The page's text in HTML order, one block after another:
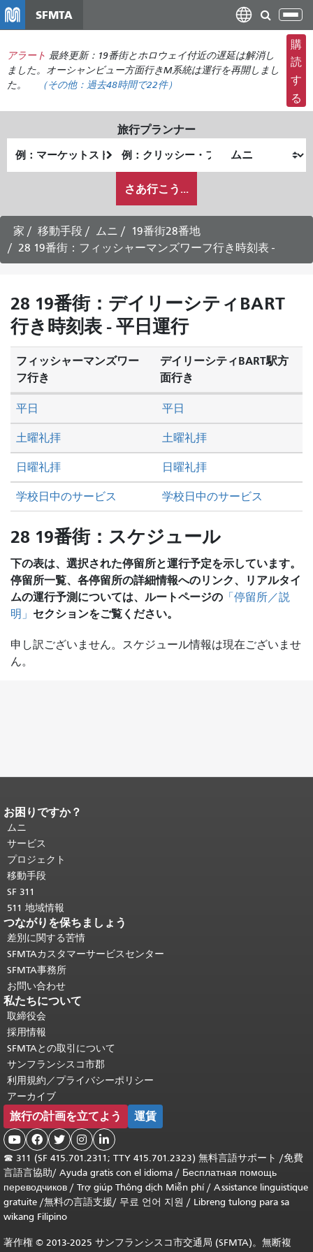
コ
ン
テ
ン
ツ
移
SFMTA
ナ
ビ
ゲ
ー
シ
ョ
の
切
り
え
アラート 最終更新：19番街とホロウェイ付近の遅延は解消し
ました。オーシャンビュー方面行きM系統は運行を再開しまし
た。
（その他： 過去48時間で22件）
購
読
す
る
旅行プランナー
出
発
終
了
が
ど
の
よ
う
旅
を
し
た
い
か
さあ行こう...
家 移動手段 ムニ
19番街28番地
28 19番街：フィッシャーマンズワーフ行き時刻表 -
28 19番街：デイリーシティBART
行き時刻表 - 平日運行
フィッシャーマンズワー
フ行き
デイリーシティBART駅方
面行き
土曜礼拝 土曜礼拝
日曜礼拝 日曜礼拝
平日 平日
学校日中のサービス 学校日中のサービス
28 19番街：スケジュール
下の表は、選択された停留所と運行予定を示しています。
停留所一覧、各停留所の詳細情報へのリンク、リアルタイ
ムの運行予測については、ルートページの 「停留所／説
明」 セクションをご覧ください。
申し訳ございません。スケジュール情報は現在ございませ
ん。
ページコンテンツの終わり。
ジの残りの部分はすべてのページで繰
り返されます。
頭に戻る。
お困りですか？
ムニ
サービス
プロジェクト
移動手段
SF 311
511 地域情報
つながりを保ちましょう
差別に関する苦情
SFMTAカスタマーサービスセンター
SFMTA事務所
お問い合わせ
私たちについて
取締役会
採用情報
SFMTAとの取引について
サンフランシスコ市郡
利用規約／プライバシーポリシー
アーカイブ
旅行の計画を立てよう 運賃
    
☎ 311 (SF 415.701.2311; TTY 415.701.2323) 無料言語サポート /免費
言語言協助/ Ayuda gratis con el idioma / Бесплатная помощь
переводчиков / Trợ giúp Thông dịch Miễn phí/ Assistance linguistique
gratuite /無料の言語支援/ 무료 언어 지원 / Libreng tulong para sa
wikang Filipino
著作権 © 2013-2025 サンフランシスコ市交通局 (SFMTA)。無断複